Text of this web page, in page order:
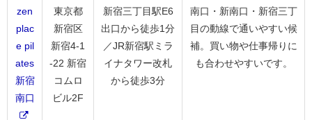
zen
plac
e pil
ates
新宿
南口
東京都
新宿区
新宿4-1
-22 新宿
コムロ
ビル2F
新宿三丁目駅E6
出口から徒歩1分
／JR新宿駅ミラ
イナタワー改札
から徒歩3分
南口・新南口・新宿三丁
目の動線で通いやすい候
補。買い物や仕事帰りに
も合わせやすいです。